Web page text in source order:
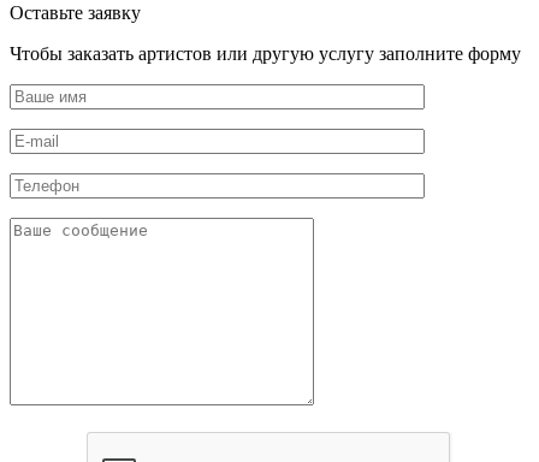
Оставьте заявку
Чтобы заказать артистов или другую услугу заполните форму